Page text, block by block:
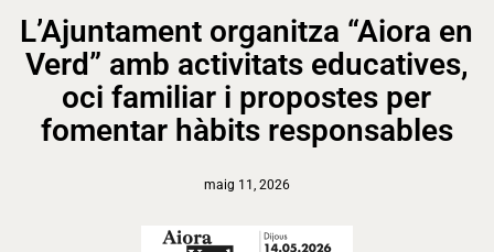
L’Ajuntament organitza “Aiora en
Verd” amb activitats educatives,
oci familiar i propostes per
fomentar hàbits responsables
maig 11, 2026